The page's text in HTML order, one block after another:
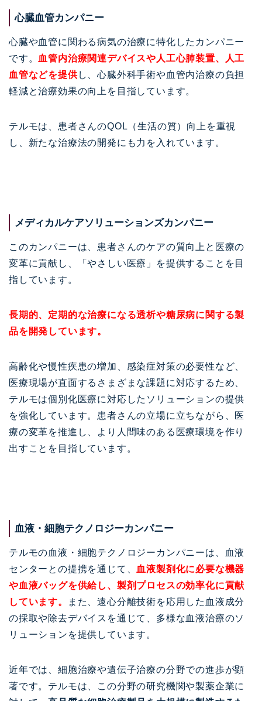
心臓血管カンパニー
心臓や血管に関わる病気の治療に特化したカンパニー
です。 血管内治療関連デバイスや人工心肺装置、人工
血管などを提供し、心臓外科手術や血管内治療の負担
軽減と治療効果の向上を目指しています。
テルモは、患者さんのQOL（生活の質）向上を重視
し、新たな治療法の開発にも力を入れています。
メディカルケアソリューションズカンパニー
このカンパニーは、患者さんのケアの質向上と医療の
変革に貢献し、「やさしい医療」を提供することを目
指しています。
長期的、定期的な治療になる透析や糖尿病に関する製
品を開発しています。
高齢化や慢性疾患の増加、感染症対策の必要性など、
医療現場が直面するさまざまな課題に対応するため、
テルモは個別化医療に対応したソリューションの提供
を強化しています。患者さんの立場に立ちながら、医
療の変革を推進し、より人間味のある医療環境を作り
出すことを目指しています。
血液・細胞テクノロジーカンパニー
テルモの血液・細胞テクノロジーカンパニーは、血液
センターとの提携を通じて、 血液製剤化に必要な機器
や血液バッグを供給し、製剤プロセスの効率化に貢献
しています。
また、遠心分離技術を応用した血液成分
の採取や除去デバイスを通じて、多様な血液治療のソ
リューションを提供しています。
近年では、細胞治療や遺伝子治療の分野での進歩が顕
著です。テルモは、この分野の研究機関や製薬企業に